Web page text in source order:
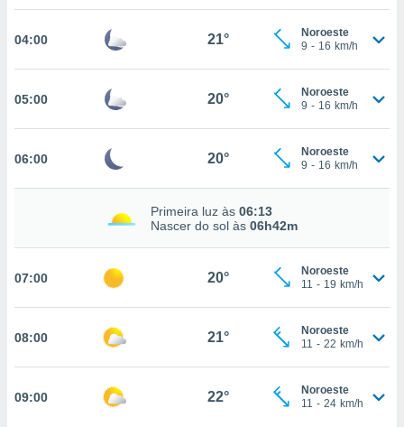
ou
permite-
todos os
no
um perfil
e
CONFIGURAÇÕES
04:00 21°
Noroeste
9 - 16 km/h
05:00 20°
Noroeste
9 - 16 km/h
06:00 20°
Noroeste
9 - 16 km/h
Primeira luz às 06:13
Nascer do sol às 06h42m
07:00 20°
Noroeste
11 - 19 km/h
08:00 21°
Noroeste
11 - 22 km/h
09:00 22°
Noroeste
11 - 24 km/h